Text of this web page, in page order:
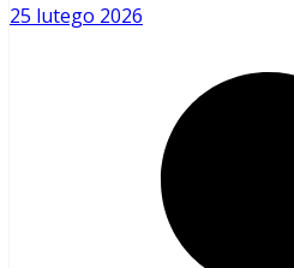
25 lutego 2026